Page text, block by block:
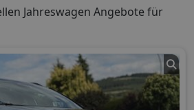
Jahreswagen Angebote für